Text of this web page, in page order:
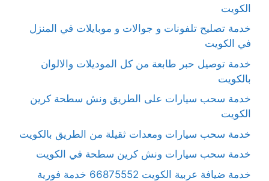
الكويت
خدمة تصليح تلفونات و جوالات و موبايلات في المنزل
في الكويت
خدمة توصيل حبر طابعة من كل الموديلات والالوان
بالكويت
خدمة سحب سيارات على الطريق ونش سطحة كرين
الكويت
خدمة سحب سيارات ومعدات ثقيلة من الطريق بالكويت
خدمة سحب سيارات ونش كرين سطحة في الكويت
خدمة ضيافة عربية الكويت 66875552 خدمة فورية